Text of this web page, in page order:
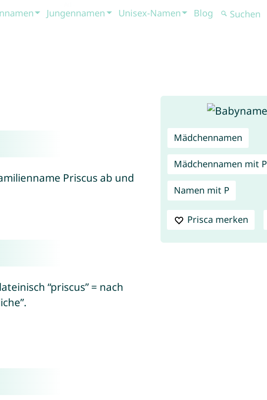
Jungennamen Unisex-Namen Blog
Mädchennamen
Mädchennamen mit P
Namen mit P
Prisca merken
Priscus ab und
“priscus” = nach